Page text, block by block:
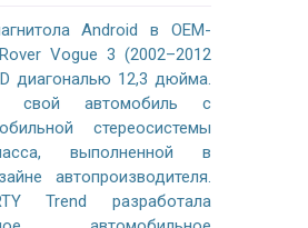
Android в OEM-
Vogue 3 (2002–2012
диагональю 12,3 дюйма.
свой автомобиль с
стереосистемы
выполненной в
автопроизводителя.
Trend разработала